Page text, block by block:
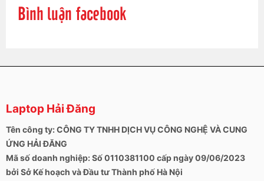
Màn hình rộng hơn, sáng hơn, tần số quét
Màn hình IPS 13 inch mới (tỷ lệ khung hình 3:2) hiện
có độ phân giải cao hơn một chút so với trước đây,
cụ thể là 2880 x 1920 pixel tạo ra hình ảnh rất sắc
Bình luận facebook
Laptop Hải Đăng
Tên công ty: CÔNG TY TNHH DỊCH VỤ CÔNG NGHỆ VÀ CUNG
ỨNG HẢI ĐĂNG
Mã số doanh nghiệp: Số 0110381100 cấp ngày 09/06/2023
bởi Sở Kế hoạch và Đầu tư Thành phố Hà Nội